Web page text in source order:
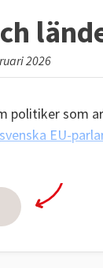
2026
politiker som
svenska EU-